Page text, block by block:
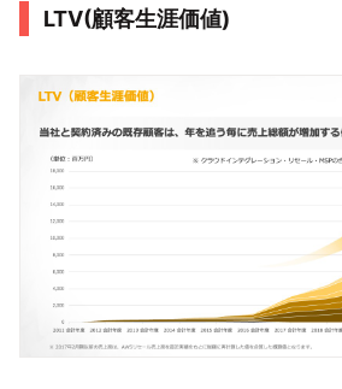
LTV(顧客生涯価値)